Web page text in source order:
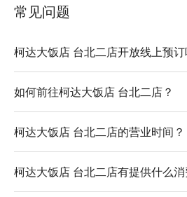
常见问题
柯达大饭店 台北二店开放线上预订
如何前往柯达大饭店 台北二店？
柯达大饭店 台北二店的营业时间？
柯达大饭店 台北二店有提供什么消